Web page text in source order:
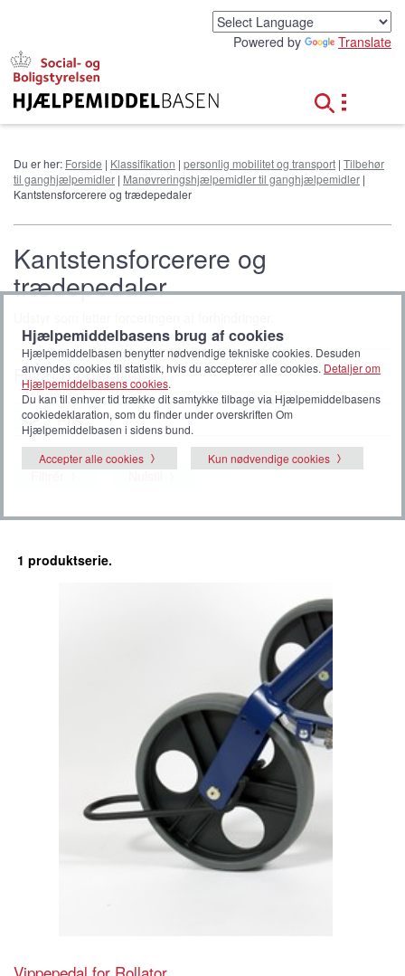
d
Powered by Translate
Du er her: Forside | Klassifikation | personlig mobilitet og transport | Tilbehør
til ganghjælpemidler | Manøvreringshjælpemidler til ganghjælpemidler |
Kantstensforcerere og trædepedaler
Kantstensforcerere og
trædepedaler
Filtrér på detaljer
Pris
Filtrér Nulstil
1 produktserie.
Hjælpemiddelbasens brug af cookies
Hjælpemiddelbasen benytter nødvendige tekniske cookies. Desuden
anvendes cookies til statistik, hvis du accepterer alle cookies. Detaljer om
Hjælpemiddelbasens cookies.
Du kan til enhver tid trække dit samtykke tilbage via Hjælpemiddelbasens
cookiedeklaration, som du finder under overskriften Om
Hjælpemiddelbasen i sidens bund.
Accepter alle cookies
Kun nødvendige cookies